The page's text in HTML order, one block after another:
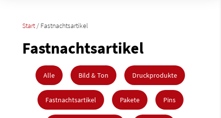
Start/ Fastnachtsartikel
Fastnachtsartikel
Alle Bild & Ton Druckprodukte
Fastnachtsartikel Pakete Pins